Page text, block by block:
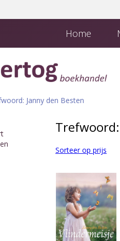
Home
Janny den Besten
Trefwoord:
Sorteer op prijs